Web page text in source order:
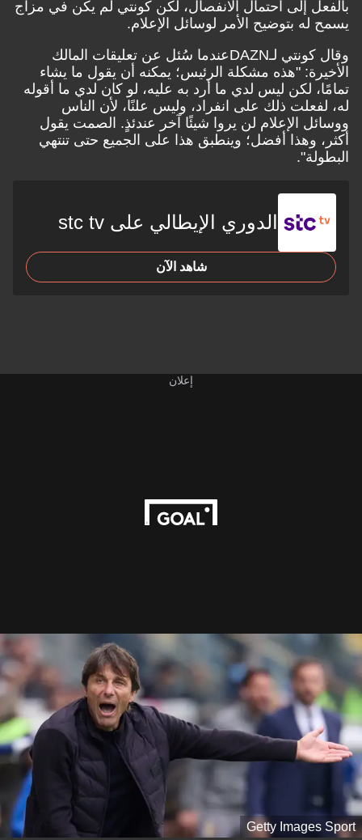
إلى احتمال الانفصال، لكن كونتي لم يكن في مزاج
بتوضيح الأمر لوسائل الإعلام.
كونتي لـDAZNعندما سُئل عن تعليقات المالك
"هذه مشكلة الرئيس؛ يمكنه أن يقول ما يشاء
لكن ليس لدي ما أرد به عليه، لو كان لدي ما أقوله
ذلك على انفراد، وليس علنًا، لأن الناس
الإعلام لن يروا شيئًا آخر عندئذٍ. الصمت يقول
وهذا أفضل؛ وينطبق هذا على الجميع حتى تنتهي
الدوري الإيطالي على stc tv
شاهد الآن
Getty